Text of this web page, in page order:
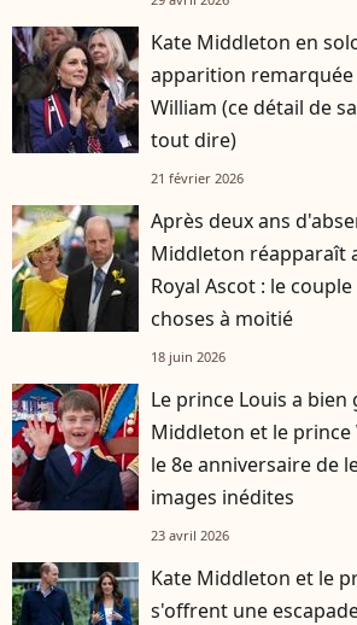
Kate Middleton en
apparition remarquée
William (ce détail de
tout dire)
21 février 2026
Après deux ans
Middleton réapparaît
Royal Ascot : le
choses à moitié
18 juin 2026
Le prince Louis a bien
Middleton et le
le 8e anniversaire de
images inédites
23 avril 2026
Kate Middleton et le
s'offrent une